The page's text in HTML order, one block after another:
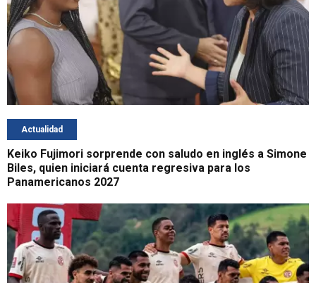
Actualidad
Keiko Fujimori sorprende con saludo en inglés a Simone
Biles, quien iniciará cuenta regresiva para los
Panamericanos 2027